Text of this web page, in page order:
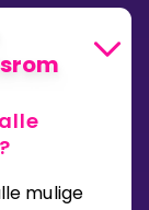
mulige